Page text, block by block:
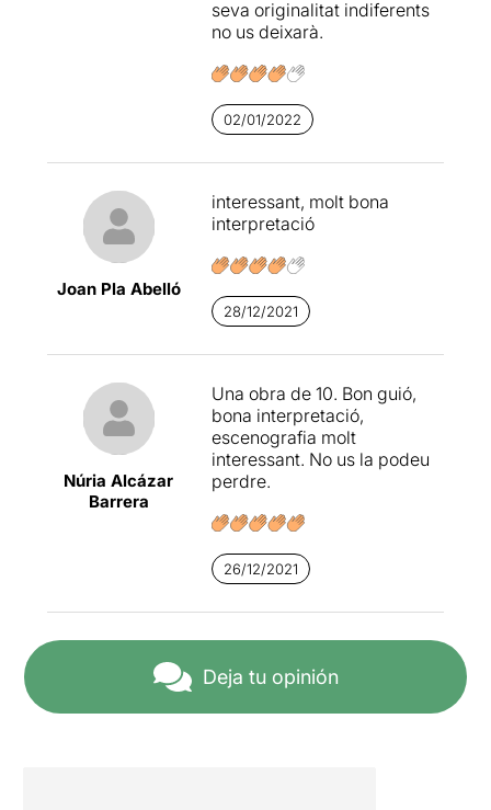
seva originalitat indiferents
no us deixarà.
02/01/2022
Joan Pla Abelló
interessant, molt bona
interpretació
28/12/2021
Núria Alcázar
Barrera
Una obra de 10. Bon guió,
bona interpretació,
escenografia molt
interessant. No us la podeu
perdre.
26/12/2021
Deja tu opinión